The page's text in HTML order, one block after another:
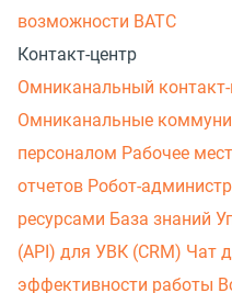
возможности ВАТС
Контакт-центр
Омниканальный контакт-
Омниканальные
персоналом Рабочее
отчетов Робот-
ресурсами База знаний
(API) для УВК (CRM) Чат
эффективности работы